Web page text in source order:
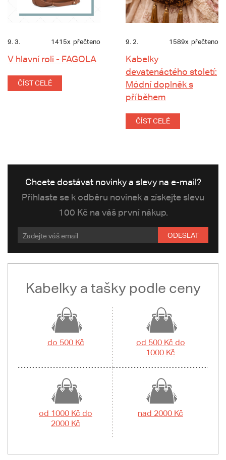
9. 3. 1415x přečteno
V hlavní roli - FAGOLA
ČÍST CELÉ
9. 2. 1589x přečteno
Kabelky
devatenáctého století:
Módní doplněk s
příběhem
ČÍST CELÉ
Chcete dostávat novinky a slevy na e-mail?
Přihlaste se k odběru novinek a získejte slevu
100 Kč na váš první nákup.
ODESLAT
Kabelky a tašky podle ceny
do 500 Kč
od 500 Kč do
1000 Kč
od 1000 Kč do
2000 Kč
nad 2000 Kč